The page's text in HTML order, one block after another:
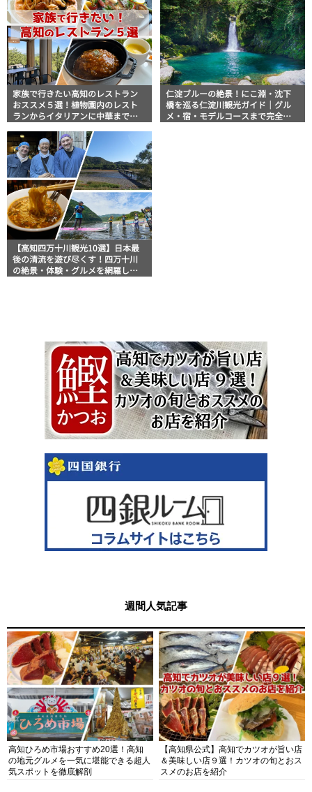
家族で行きたい高知のレストラン
おススメ５選！植物園内のレスト
ランからイタリアンに中華まで楽
仁淀ブルーの絶景！にこ淵・沈下
橋を巡る仁淀川観光ガイド｜グル
メ・宿・モデルコースまで完全網
【高知四万十川観光10選】日本最
後の清流を遊び尽くす！四万十川
の絶景・体験・グルメを網羅した
週間人気記事
高知ひろめ市場おすすめ20選！高知
の地元グルメを一気に堪能できる超人
気スポットを徹底解剖
【高知県公式】高知でカツオが旨い店
＆美味しい店９選！カツオの旬とおス
スメのお店を紹介